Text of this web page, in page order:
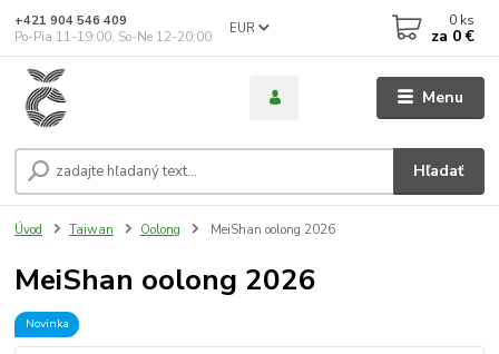
Menu
EUR
Hľadať
+421 904 546 409
Po-Pia 11-19:00, So-Ne 12-20:00
0 ks
za 0 €
Úvod Taiwan Oolong MeiShan oolong 2026
MeiShan oolong 2026
Novinka